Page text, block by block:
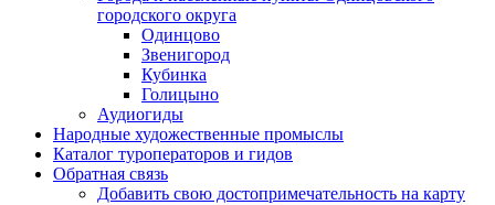
городского округа
Одинцово
Звенигород
Кубинка
Голицыно
Аудиогиды
Народные художественные промыслы
Каталог туроператоров и гидов
Обратная связь
Добавить свою достопримечательность на карту